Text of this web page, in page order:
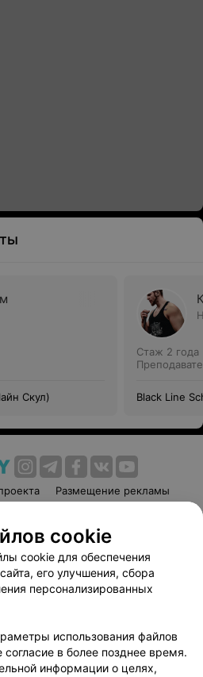
Скул)
Стаж 2 года
Black Line
Размещение рекламы
Способы оплаты
Партнеры
103.by
данных
cookie
cookie для обеспечения
его улучшения, сбора
персонализированных
использования файлов
в более позднее время.
информации о целях,